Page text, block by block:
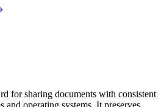
for sharing documents with consistent
and operating systems. It preserves